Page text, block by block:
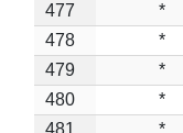
477
*
478
*
479
*
480
*
481
*